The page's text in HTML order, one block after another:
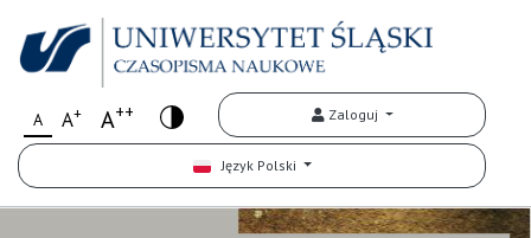
A A+ A++ Zaloguj
Język Polski